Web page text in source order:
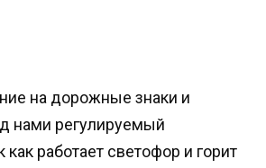
на дорожные знаки и
нами регулируемый
как работает светофор и горит